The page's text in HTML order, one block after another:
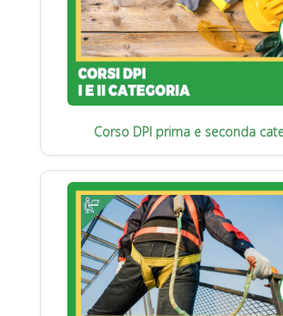
Corso DPI prima e seconda